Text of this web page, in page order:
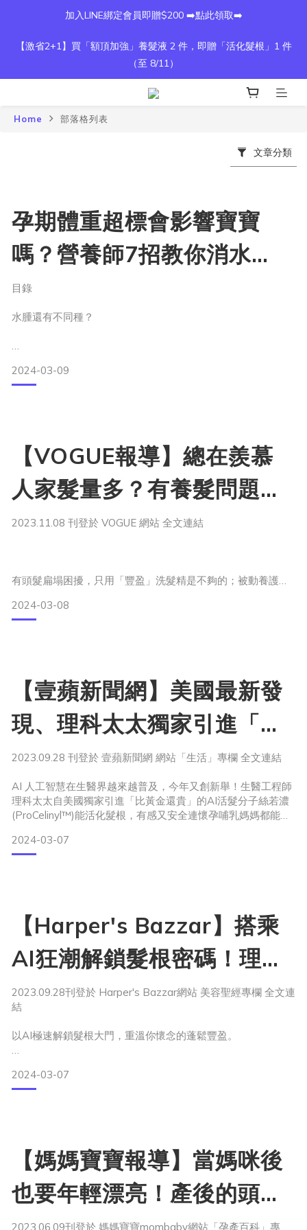
加入LINE綁定會員即贈$200 ➡️點此領取➡️
【激省2+1】買「額頂加強」養髮液 2 件，即贈「活化髮根」1 件
（至 8/11）
Home 部落格列表
文章分類
孕期體重超標會影響寶寶
嗎？營養師7招教你消水
腫！
目錄
水腫還有不同種？
病理性水腫
孕婦消水腫七招
限鈉（鹽）飲食
足夠水量
足夠的鉀與鎂
保暖、穿著彈性襪
題。不過，其實水腫也是一個讓孕期媽咪體重上升的關鍵喔！
那懷孕水腫怎麼辦？孕婦又要如何消水腫？本篇文章將會完整
告訴你。
睡前抬腿的人都想問：咦？
2024-03-09
【VOGUE報導】總在羨慕
人家髮量多？有養髮問題找
AI！美國透過人工智慧挖掘
能直接從髮根開始作用！
2023.11.08 刊登於 VOGUE 網站 全文連結
有頭髮扁塌困擾，只用「豐盈」洗髮精是不夠的；被動養護也
技！
不知道什麼時候開始，髮量多也變成一種稱讚，美女就是要風
吹過來能順便展現豐盈和彈性，而非空洞清晰可見。若你也正
好天生就擁有茂密的髮量那麼恭喜你，這篇文章或許和你無
關；但反過來說，對於別人的髮量多，你總是只有羨慕的份，
甚至特別在生產後、忙碌高壓時低頭一看，地板總是一堆髮
絲，以往只能默默上網查解方，現在卻有了
2024-03-08
【壹蘋新聞網】美國最新發
現、理科太太獨家引進「比
黃金還貴」的AI活髮分子！
產後媽媽狂搶６天賣破千
萬！
2023.09.28 刊登於 壹蘋新聞網 網站「生活」專欄 全文連結
AI 人工智慧在生醫界越來越普及，今年又創新舉！生醫工程師
理科太太自美國獨家引進「比黃金還貴」的AI活髮分子絲若濃
(ProCelinyl™)能活化髮根，有感又安全連懷孕哺乳媽媽都能使
皮膚科醫師、MIT人工製藥工程教授等菁英團隊，在美國以AI
人工智慧結合生醫工程，挑戰市場難題天花板 —
2024-03-07
【Harper's Bazzar】搭乘
AI狂潮解鎖髮根密碼！理科
太太新品牌intress盈翠絲獨
家引進「比黃金還貴」活髮
分子”絲若濃”，讓你的豐盈
感不再是錯覺！
2023.09.28刊登於 Harper's Bazzar網站 美容聖經專欄 全文連
結
以AI極速解鎖髮根大門，重溫你懷念的蓬鬆豐盈。
頭髮是我們的第二張臉，對整體美感影響甚鉅。然而經歷人生
不同階段－產後或步入熟齡－豐盈髮量逐漸步入回憶。你可能
已面臨問題，卻苦無適合產品；也可能還沒面臨，但想提早加
強保養維持豐盈，那你必須認識這款－理科太太美國的生技公
司，利用AI人工智慧與生物醫學技術發現全新活髮分子，在美
熱賣後以理科太太新品牌引進亞洲的科學新品牌－intress盈翠
2024-03-07
【媽媽寶寶報導】當媽咪後
也要年輕漂亮！產後的頭髮
2023.06.09刊登於 媽媽寶寶mombaby網站「孕產百科」專